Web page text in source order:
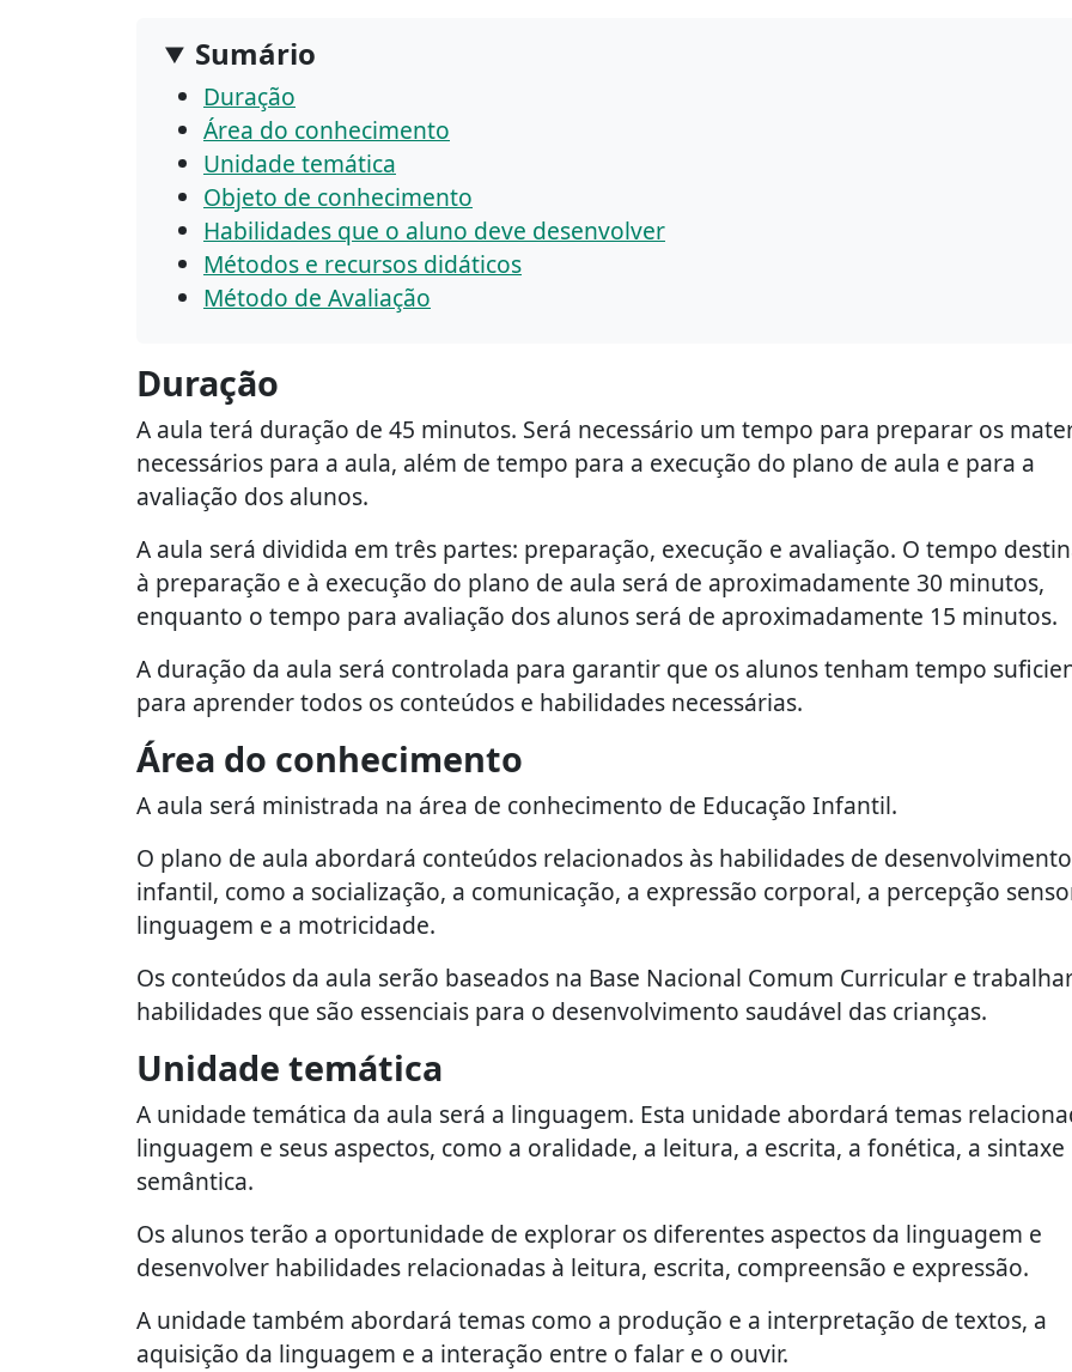
Sumário
Duração
Área do conhecimento
Unidade temática
Objeto de conhecimento
Habilidades que o aluno deve desenvolver
Métodos e recursos didáticos
Método de Avaliação
Duração
A aula terá duração de 45 minutos. Será necessário um tempo para preparar os
necessários para a aula, além de tempo para a execução do plano de aula e para a
avaliação dos alunos.
A aula será dividida em três partes: preparação, execução e avaliação. O tempo
à preparação e à execução do plano de aula será de aproximadamente 30 minutos,
enquanto o tempo para avaliação dos alunos será de aproximadamente 15 minutos.
A duração da aula será controlada para garantir que os alunos tenham tempo
para aprender todos os conteúdos e habilidades necessárias.
Área do conhecimento
A aula será ministrada na área de conhecimento de Educação Infantil.
O plano de aula abordará conteúdos relacionados às habilidades de desenvolvimento
infantil, como a socialização, a comunicação, a expressão corporal, a percepção
linguagem e a motricidade.
Os conteúdos da aula serão baseados na Base Nacional Comum Curricular e
habilidades que são essenciais para o desenvolvimento saudável das crianças.
Unidade temática
A unidade temática da aula será a linguagem. Esta unidade abordará temas
linguagem e seus aspectos, como a oralidade, a leitura, a escrita, a fonética, a sintaxe
semântica.
Os alunos terão a oportunidade de explorar os diferentes aspectos da linguagem e
desenvolver habilidades relacionadas à leitura, escrita, compreensão e expressão.
A unidade também abordará temas como a produção e a interpretação de textos, a
aquisição da linguagem e a interação entre o falar e o ouvir.